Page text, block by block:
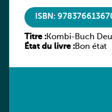
ISBN:
Titre :Kombi-Buch
Sprachbuch
État du livre :Bon état